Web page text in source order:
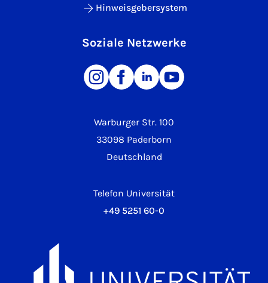
Warburger Str. 100
33098 Paderborn
Deutschland
Telefon Universität
+49 5251 60-0
Hinweisgebersystem
Soziale Netzwerke